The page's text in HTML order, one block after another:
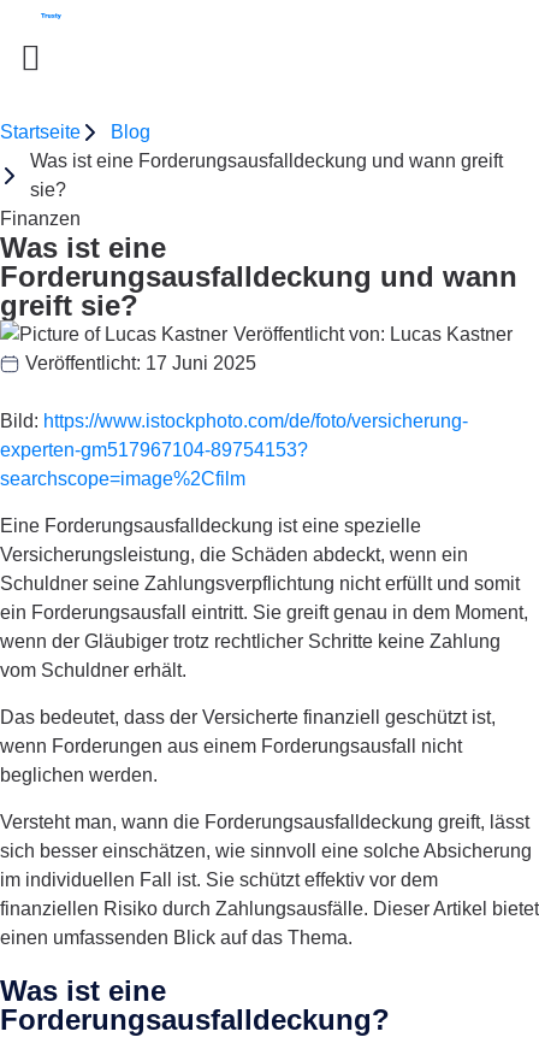
Startseite
Blog
Was ist eine Forderungsausfalldeckung und wann greift
sie?
Finanzen
Was ist eine
Forderungsausfalldeckung und wann
greift sie?
Veröffentlicht von: Lucas Kastner
Veröffentlicht: 17 Juni 2025
Bild: https://www.istockphoto.com/de/foto/versicherung-
experten-gm517967104-89754153?
searchscope=image%2Cfilm
Eine Forderungsausfalldeckung ist eine spezielle
Versicherungsleistung, die Schäden abdeckt, wenn ein
Schuldner seine Zahlungsverpflichtung nicht erfüllt und somit
ein Forderungsausfall eintritt. Sie greift genau in dem Moment,
wenn der Gläubiger trotz rechtlicher Schritte keine Zahlung
vom Schuldner erhält.
Das bedeutet, dass der Versicherte finanziell geschützt ist,
wenn Forderungen aus einem Forderungsausfall nicht
beglichen werden.
Versteht man, wann die Forderungsausfalldeckung greift, lässt
sich besser einschätzen, wie sinnvoll eine solche Absicherung
im individuellen Fall ist. Sie schützt effektiv vor dem
finanziellen Risiko durch Zahlungsausfälle. Dieser Artikel bietet
einen umfassenden Blick auf das Thema.
Was ist eine
Forderungsausfalldeckung?